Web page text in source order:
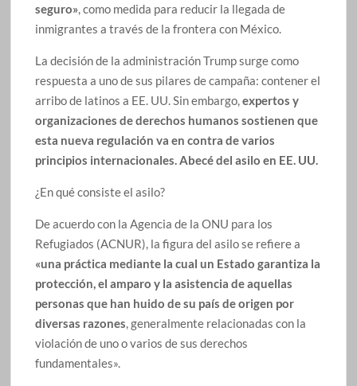
seguro», como medida para reducir la llegada de
inmigrantes a través de la frontera con México.
La decisión de la administración Trump surge como
respuesta a uno de sus pilares de campaña: contener el
arribo de latinos a EE. UU. Sin embargo,expertos y
organizaciones de derechos humanos sostienen que
esta nueva regulación va en contra de varios
principios internacionales. Abecé del asilo en EE. UU.
¿En qué consiste el asilo?
De acuerdo con la Agencia de la ONU para los
Refugiados (ACNUR), la figura del asilo se refiere a
«una práctica mediante la cual un Estado garantiza la
protección, el amparo y la asistencia de aquellas
personas que han huido de su país de origen por
diversas razones, generalmente relacionadas con la
violación de uno o varios de sus derechos
fundamentales».